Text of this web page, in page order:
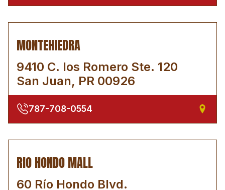
MONTEHIEDRA
9410 C. los Romero Ste. 120
San Juan, PR 00926
787-708-0554
RIO HONDO MALL
60 Río Hondo Blvd.